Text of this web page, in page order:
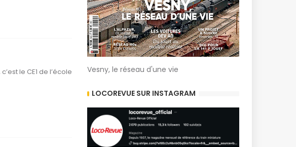
le CE1 de l’école
Vesny, le réseau d'une vie
LOCOREVUE SUR INSTAGRAM